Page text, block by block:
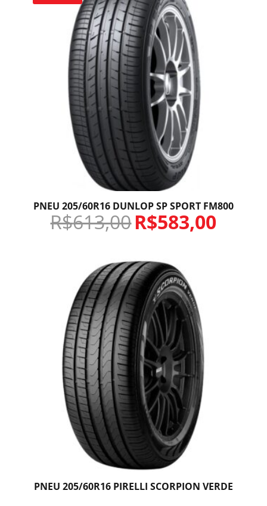
PNEU 205/60R16 DUNLOP SP SPORT FM800
R$613,00R$583,00
PNEU 205/60R16 PIRELLI SCORPION VERDE